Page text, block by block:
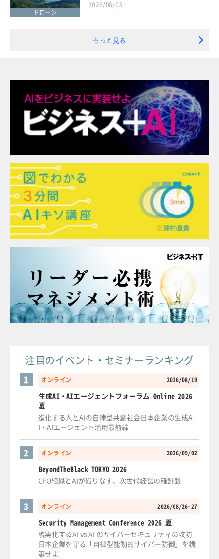
ドローン
2026/08/03
もっと見る
注目のイベント・セミナーランキング
オンライン 2026/08/19
1
生成AI・AIエージェントフォーラム Online 2026
夏
進化する人とAIの自律型共創社会日本企業の生成A
I・AIエージェント活用最前線
オンライン 2026/09/02
2
BeyondTheBlack TOKYO 2026
CFO組織とAIが織りなす、次世代経営の羅針盤
オンライン 2026/08/26-27
3
Security Management Conference 2026 夏
現実化するAI vs AI のサイバーセキュリティの攻防
日本企業を守る「自律型能動的サイバー防御」を構
築せよ